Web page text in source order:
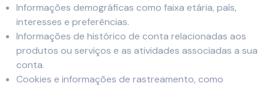
Informações demográficas como faixa etária, país,
interesses e preferências.
Informações de histórico de conta relacionadas aos
produtos ou serviços e as atividades associadas a sua
conta.
Cookies e informações de rastreamento, como